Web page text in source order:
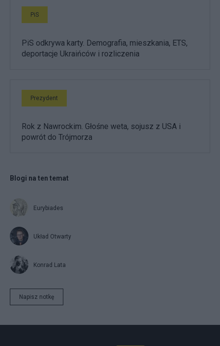
PiS
PiS odkrywa karty. Demografia, mieszkania, ETS,
deportacje Ukraińców i rozliczenia
Prezydent
Rok z Nawrockim. Głośne weta, sojusz z USA i
powrót do Trójmorza
Blogi na ten temat
Eurybiades
Układ Otwarty
Konrad Lata
Napisz notkę